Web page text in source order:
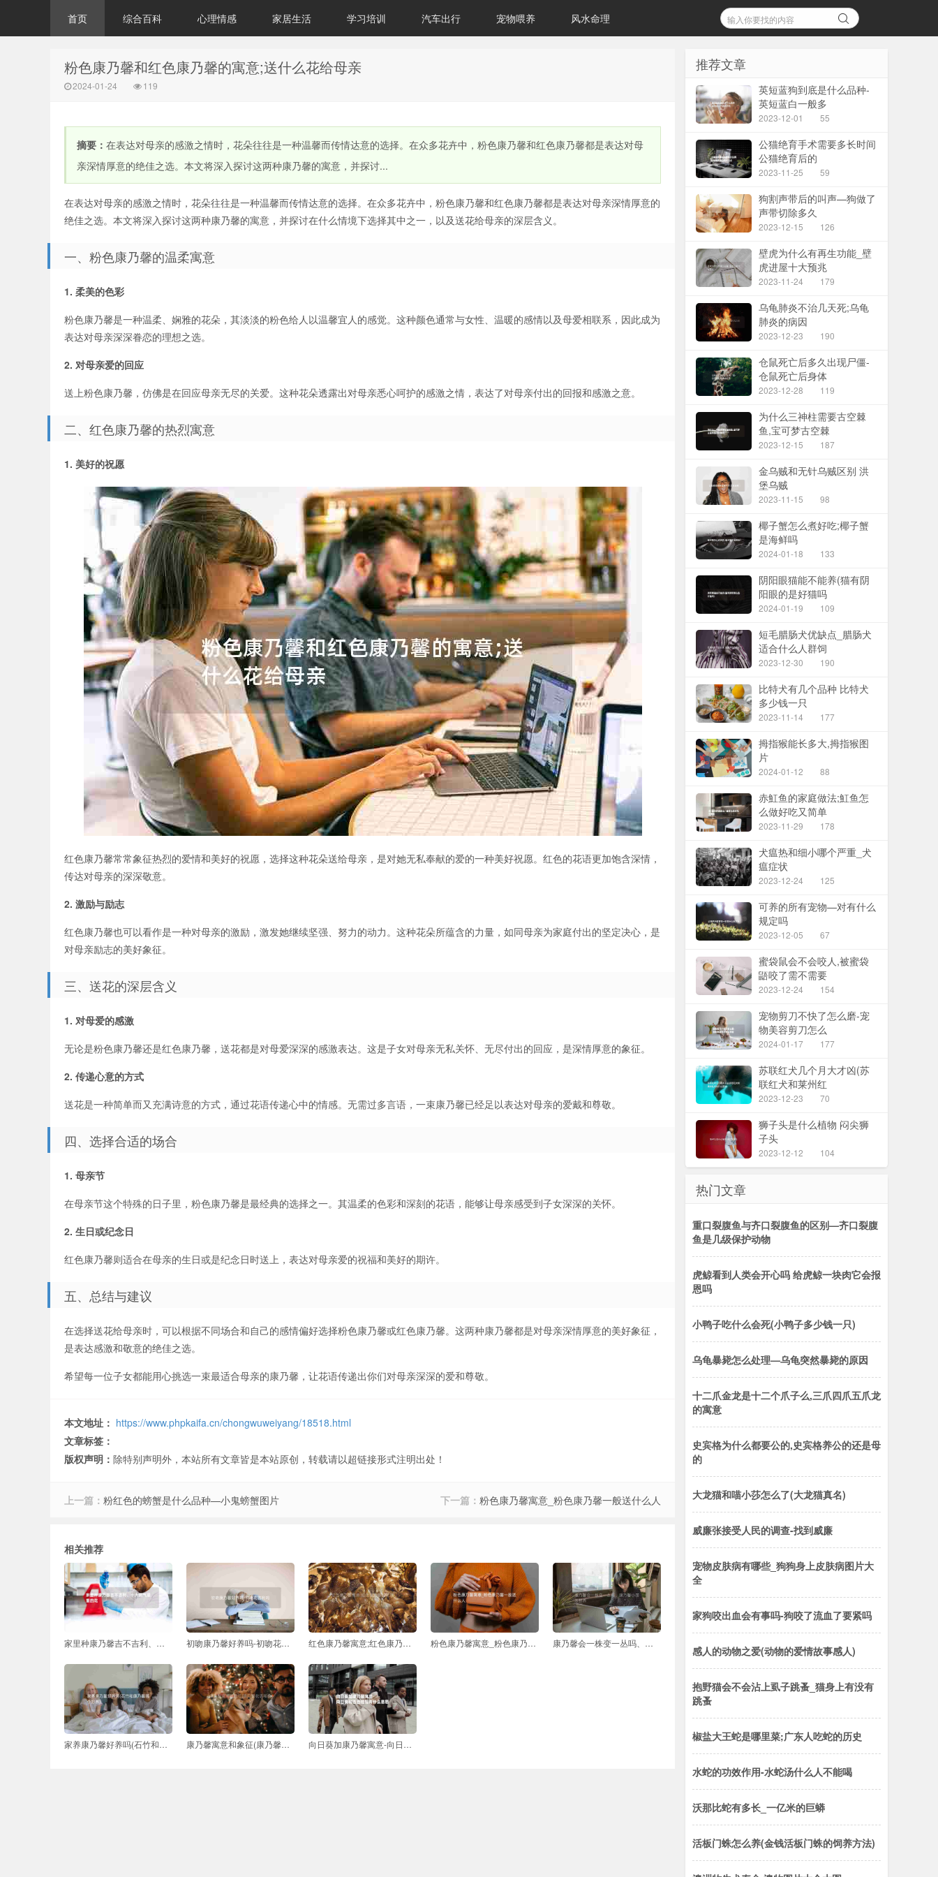
首页 综合百科 心理情感 家居生活 学习培训 汽车出行 宠物喂养 风水命理
粉色康乃馨和红色康乃馨的寓意;送什么花给母亲
2024-01-24 119
摘要： 在表达对母亲的感激之情时，花朵往往是一种温馨而传情达意的选择。在众多花卉中，粉色康乃馨和红色康乃馨都是表达对母
亲深情厚意的绝佳之选。本文将深入探讨这两种康乃馨的寓意，并探讨...
在表达对母亲的感激之情时，花朵往往是一种温馨而传情达意的选择。在众多花卉中，粉色康乃馨和红色康乃馨都是表达对母亲深情厚意的
绝佳之选。本文将深入探讨这两种康乃馨的寓意，并探讨在什么情境下选择其中之一，以及送花给母亲的深层含义。
一、粉色康乃馨的温柔寓意
1. 柔美的色彩
粉色康乃馨是一种温柔、娴雅的花朵，其淡淡的粉色给人以温馨宜人的感觉。这种颜色通常与女性、温暖的感情以及母爱相联系，因此成为
表达对母亲深深眷恋的理想之选。
2. 对母亲爱的回应
送上粉色康乃馨，仿佛是在回应母亲无尽的关爱。这种花朵透露出对母亲悉心呵护的感激之情，表达了对母亲付出的回报和感激之意。
二、红色康乃馨的热烈寓意
1. 美好的祝愿
红色康乃馨常常象征热烈的爱情和美好的祝愿，选择这种花朵送给母亲，是对她无私奉献的爱的一种美好祝愿。红色的花语更加饱含深情，
传达对母亲的深深敬意。
2. 激励与励志
红色康乃馨也可以看作是一种对母亲的激励，激发她继续坚强、努力的动力。这种花朵所蕴含的力量，如同母亲为家庭付出的坚定决心，是
对母亲励志的美好象征。
三、送花的深层含义
1. 对母爱的感激
无论是粉色康乃馨还是红色康乃馨，送花都是对母爱深深的感激表达。这是子女对母亲无私关怀、无尽付出的回应，是深情厚意的象征。
2. 传递心意的方式
送花是一种简单而又充满诗意的方式，通过花语传递心中的情感。无需过多言语，一束康乃馨已经足以表达对母亲的爱戴和尊敬。
四、选择合适的场合
1. 母亲节
在母亲节这个特殊的日子里，粉色康乃馨是最经典的选择之一。其温柔的色彩和深刻的花语，能够让母亲感受到子女深深的关怀。
2. 生日或纪念日
红色康乃馨则适合在母亲的生日或是纪念日时送上，表达对母亲爱的祝福和美好的期许。
五、总结与建议
在选择送花给母亲时，可以根据不同场合和自己的感情偏好选择粉色康乃馨或红色康乃馨。这两种康乃馨都是对母亲深情厚意的美好象征，
是表达感激和敬意的绝佳之选。
希望每一位子女都能用心挑选一束最适合母亲的康乃馨，让花语传递出你们对母亲深深的爱和尊敬。
本文地址： https://www.phpkaifa.cn/chongwuweiyang/18518.html
文章标签：
版权声明： 除特别声明外，本站所有文章皆是本站原创，转载请以超链接形式注明出处！
上一篇： 粉红色的螃蟹是什么品种—小鬼螃蟹图片 下一篇： 粉色康乃馨寓意_粉色康乃馨一般送什么人
相关推荐
家里种康乃馨吉不吉利、十大阴气最重的花 初吻康乃馨好养吗-初吻花吉利吗 红色康乃馨寓意;红色康乃馨的花语是什么 粉色康乃馨寓意_粉色康乃馨一般送什么人 康乃馨会一株变一丛吗、康乃馨小苗怎样养
家养康乃馨好养吗(石竹和康乃馨哪个好养) 康乃馨寓意和象征(康乃馨花语和象征意义) 向日葵加康乃馨寓意-向日葵和百合搭配有什么意思
推荐文章
英短蓝狗到底是什么品种-
英短蓝白一般多
2023-12-01 55
公猫绝育手术需要多长时间
公猫绝育后的
2023-11-25 59
狗割声带后的叫声—狗做了
声带切除多久
2023-12-15 126
壁虎为什么有再生功能_壁
虎进屋十大预兆
2023-11-24 179
乌龟肺炎不治几天死;乌龟
肺炎的病因
2023-12-23 190
仓鼠死亡后多久出现尸僵-
仓鼠死亡后身体
2023-12-28 119
为什么三神柱需要古空棘
鱼,宝可梦古空棘
2023-12-15 187
金乌贼和无针乌贼区别 洪
堡乌贼
2023-11-15 98
椰子蟹怎么煮好吃;椰子蟹
是海鲜吗
2024-01-18 133
阴阳眼猫能不能养(猫有阴
阳眼的是好猫吗
2024-01-19 109
短毛腊肠犬优缺点_腊肠犬
适合什么人群饲
2023-12-30 190
比特犬有几个品种 比特犬
多少钱一只
2023-11-14 177
拇指猴能长多大,拇指猴图
片
2024-01-12 88
赤魟鱼的家庭做法;魟鱼怎
么做好吃又简单
2023-11-29 178
犬瘟热和细小哪个严重_犬
瘟症状
2023-12-24 125
可养的所有宠物—对有什么
规定吗
2023-12-05 67
蜜袋鼠会不会咬人,被蜜袋
鼯咬了需不需要
2023-12-24 154
宠物剪刀不快了怎么磨-宠
物美容剪刀怎么
2024-01-17 177
苏联红犬几个月大才凶(苏
联红犬和莱州红
2023-12-23 70
狮子头是什么植物 闷尖狮
子头
2023-12-12 104
热门文章
重口裂腹鱼与齐口裂腹鱼的区别—齐口裂腹
鱼是几级保护动物
虎鲸看到人类会开心吗 给虎鲸一块肉它会报
恩吗
小鸭子吃什么会死(小鸭子多少钱一只)
乌龟暴毙怎么处理—乌龟突然暴毙的原因
十二爪金龙是十二个爪子么,三爪四爪五爪龙
的寓意
史宾格为什么都要公的,史宾格养公的还是母
的
大龙猫和喵小莎怎么了(大龙猫真名)
威廉张接受人民的调查-找到威廉
宠物皮肤病有哪些_狗狗身上皮肤病图片大
全
家狗咬出血会有事吗-狗咬了流血了要紧吗
感人的动物之爱(动物的爱情故事感人)
抱野猫会不会沾上虱子跳蚤_猫身上有没有
跳蚤
椒盐大王蛇是哪里菜;广东人吃蛇的历史
水蛇的功效作用-水蛇汤什么人不能喝
沃那比蛇有多长_一亿米的巨蟒
活板门蛛怎么养(金钱活板门蛛的饲养方法)